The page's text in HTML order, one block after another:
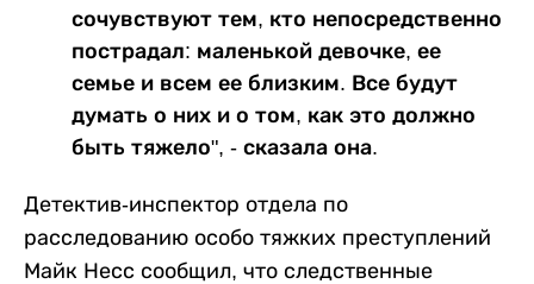
сочувствуют тем, кто непосредственно
пострадал: маленькой девочке, ее
семье и всем ее близким. Все будут
думать о них и о том, как это должно
быть тяжело", - сказала она.
Детектив-инспектор отдела по
расследованию особо тяжких преступлений
Майк Несс сообщил, что следственные